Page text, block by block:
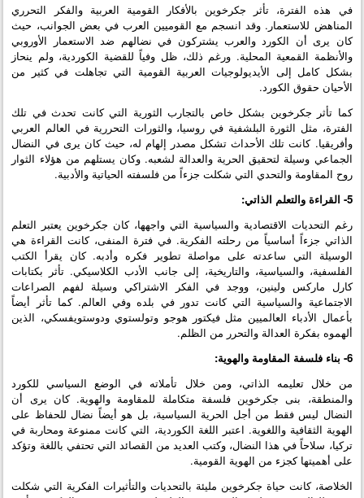
في هذه الفترة، تأثر جكرخوين بالأفكار القومية العربية والفكر التحرري
المناهض للاستعمار. وقد انسجم مع القوميين العرب في بعض الجوانب، حيث
كان يرى أن الكورد والعرب يشتركون في نضالهم ضد الاستعمار الأوروبي
والأنظمة القمعية المحلية. ورغم ذلك، ظل وفياً للقضية الكوردية، ولم ينحاز
بشكل كامل إلى الأيديولوجيات العربية القومية التي تجاهلت في كثير من
الأحيان حقوق الكورد.
كما تأثر جكرخوين بشكل خاص بالتجارب الثورية التي كانت تحدث في تلك
الفترة، مثل الثورة البلشفية في روسيا، والثورات التحررية في العالم العربي
وأفريقيا. كانت تلك الأحداث تشكل مصدر إلهام له، حيث كان يرى في النضال
الجماعي وسيلة لتحقيق الحرية والعدالة لشعبه. وكان يستلهم من هؤلاء الثوار
روح المقاومة والتحدي التي شكلت جزءاً من فلسفته الحياتية والأدبية.
5- القراءة والتعلم الذاتي:
رغم التحديات الاقتصادية والسياسية التي واجهها، كان جكرخوين يعتبر التعلم
الذاتي جزءاً أساسياً من رحلته الفكرية. في فترة المنفى، كانت القراءة هي
الوسيلة التي ساعدته على مواصلة تطوير فكره وأدبه. كان يقرأ الكتب
الفلسفية، والسياسية، والتاريخية، إلى جانب الأدب الكلاسيكي. تأثر بكتابات
كارل ماركس ولينين، ووجد في الفكر الاشتراكي وسيلة لفهم الصراعات
الاجتماعية والسياسية التي كانت تدور في بلده وفي العالم. كما تأثر أيضاً
بأعمال الأدباء العالميين مثل فيكتور هوجو وتولستوي ودوستويفسكي، الذين
ألهموه بفكرة العدالة والتحرر من الظلم.
6- بناء فلسفة المقاومة والهوية:
من خلال تعليمه الذاتي، ومن خلال تأملاته في الوضع السياسي للكورد
والمنطقة، بنى جكرخوين فلسفة متكاملة للمقاومة والهوية. كان يرى أن
النضال ليس فقط من أجل الحرية السياسية، بل هو أيضاً نضال للحفاظ على
الهوية الثقافية واللغوية. اعتبر اللغة الكوردية، التي كانت ممنوعة ومحاربة في
تركيا، سلاحاً في هذا النضال، وكتب العديد من القصائد التي تحتفي باللغة وتؤكد
على أهميتها كجزء من الهوية القومية.
الخلاصة، كانت حياة جكرخوين مليئة بالتحديات والتأثيرات الفكرية التي شكلت